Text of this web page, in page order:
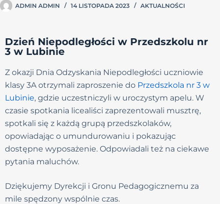
ADMIN ADMIN 14 LISTOPADA 2023 AKTUALNOŚCI
Dzień Niepodległości w Przedszkolu nr
3 w Lubinie
Z okazji Dnia Odzyskania Niepodległości uczniowie
klasy 3A otrzymali zaproszenie do Przedszkola nr 3 w
Lubinie, gdzie uczestniczyli w uroczystym apelu. W
czasie spotkania licealiści zaprezentowali musztrę,
spotkali się z każdą grupą przedszkolaków,
opowiadając o umundurowaniu i pokazując
dostępne wyposażenie. Odpowiadali też na ciekawe
pytania maluchów.
Dziękujemy Dyrekcji i Gronu Pedagogicznemu za
mile spędzony wspólnie czas.